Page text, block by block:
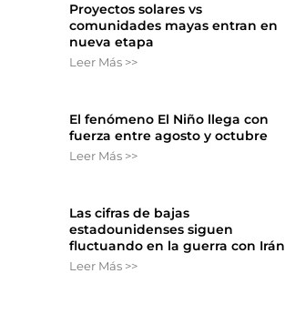
Proyectos solares vs
comunidades mayas entran en
nueva etapa
Leer Más >>
El fenómeno El Niño llega con
fuerza entre agosto y octubre
Leer Más >>
Las cifras de bajas
estadounidenses siguen
fluctuando en la guerra con Irán
Leer Más >>